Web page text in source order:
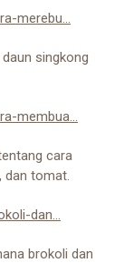
merebu...
singkong
membua...
cara
dan tomat.
dan...
brokoli dan